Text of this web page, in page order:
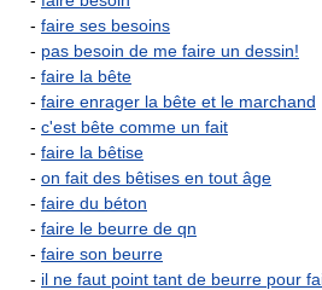
- faire ses besoins
- pas besoin de me faire un dessin!
- faire la bête
- faire enrager la bête et le marchand
- c'est bête comme un fait
- faire la bêtise
- on fait des bêtises en tout âge
- faire du béton
- faire le beurre de qn
- faire son beurre
- il ne faut point tant de beurre pour